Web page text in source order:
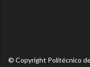
© Copyright Politécnico